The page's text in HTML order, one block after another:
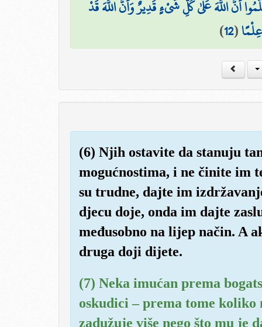
أَنَّ اللَّهَ عَلَىٰ كُلِّ شَيْءٍ قَدِيرٌ وَأَنَّ اللَّهَ قَدْ
(
12
)
(6) Njih ostavite da stanuju
mogućnostima, i ne činite im
su trudne, dajte im
djecu doje, onda im dajte
međusobno na lijep način. A
druga doji dijete.
(7) Neka imućan prema
oskudici – prema tome
zadužuje više nego što mu je